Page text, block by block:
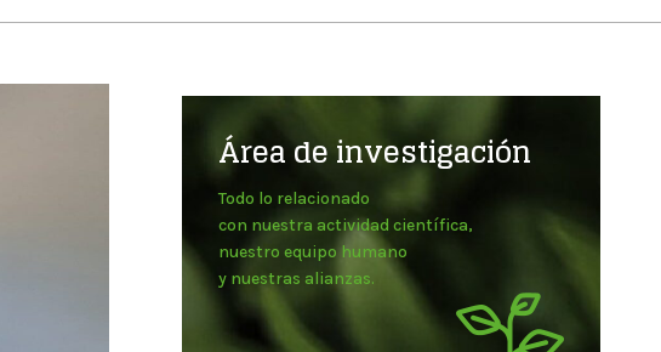
Área de investigación
Todo lo relacionado
con nuestra actividad científica,
nuestro equipo humano
y nuestras alianzas.